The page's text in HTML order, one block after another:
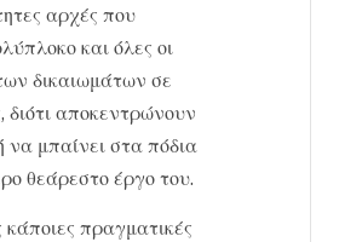
αρχές που
και όλες οι
δικαιωμάτων σε
αποκεντρώνουν
να μπαίνει στα πόδια
θεάρεστο έργο του.
πραγματικές